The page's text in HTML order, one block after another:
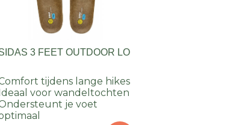
3 FEET OUTDOOR LO
tijdens lange hikes
Ideaal voor wandeltochten
je voet